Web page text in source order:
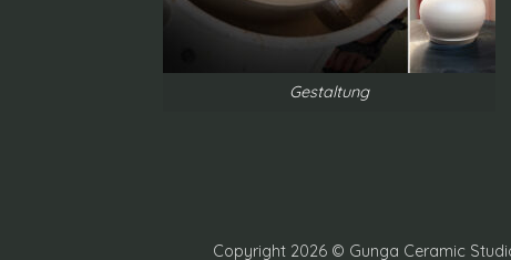
Gestaltung
Copyright 2026 © Gunga Ceramic